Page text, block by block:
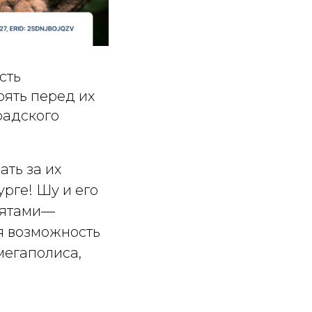
перед их
за их
Шу и его
возможность